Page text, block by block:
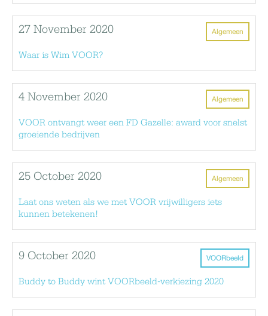
Algemeen
27 November 2020
Waar is Wim VOOR?
Algemeen
4 November 2020
VOOR ontvangt weer een FD Gazelle: award voor snelst
groeiende bedrijven
Algemeen
25 October 2020
Laat ons weten als we met VOOR vrijwilligers iets
kunnen betekenen!
VOORbeeld
9 October 2020
Buddy to Buddy wint VOORbeeld-verkiezing 2020